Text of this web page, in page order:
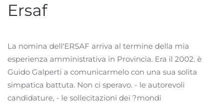
Ersaf
La nomina dell'ERSAF arriva al termine della mia
esperienza amministrativa in Provincia. Era il 2002. è
Guido Galperti a comunicarmelo con una sua solita
simpatica battuta. Non ci speravo. - le autorevoli
candidature, - le sollecitazioni dei ?mondi